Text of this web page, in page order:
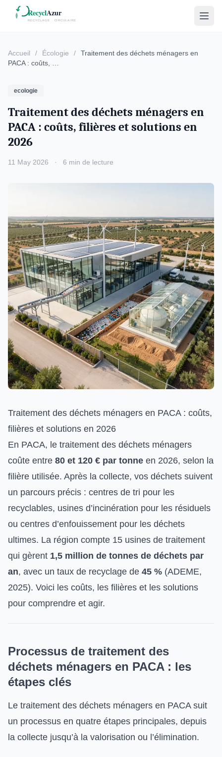
Accueil / Écologie /
Traitement des déchets ménagers en
PACA : coûts, …
ecologie
Traitement des déchets ménagers en
PACA : coûts, filières et solutions en
2026
11 May 2026 · 6 min de lecture
Traitement des déchets ménagers en PACA : coûts,
filières et solutions en 2026
En PACA, le traitement des déchets ménagers
coûte entre 80 et 120 € par tonne en 2026, selon la
filière utilisée. Après la collecte, vos déchets suivent
un parcours précis : centres de tri pour les
recyclables, usines d’incinération pour les résiduels
ou centres d’enfouissement pour les déchets
ultimes. La région compte 15 usines de traitement
qui gèrent 1,5 million de tonnes de déchets par
an, avec un taux de recyclage de 45 % (ADEME,
2025). Voici les coûts, les filières et les solutions
pour comprendre et agir.
Processus de traitement des
déchets ménagers en PACA : les
étapes clés
Le traitement des déchets ménagers en PACA suit
un processus en quatre étapes principales, depuis
la collecte jusqu’à la valorisation ou l’élimination.